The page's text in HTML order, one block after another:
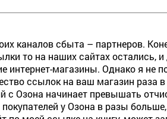
каналов сбыта – партнеров.
то на наших сайтах остались, и
интернет-магазины. Однако я не
ссылок на ваш магазин раза
с Озона начинает превышать
у Озона в разы